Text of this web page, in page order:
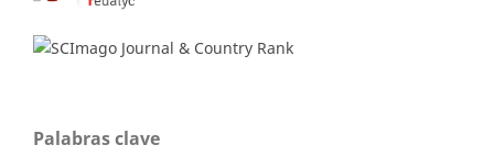
Palabras clave